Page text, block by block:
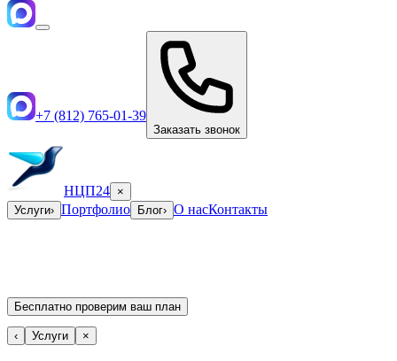
+7 (812) 765-01-39
Заказать звонок
НЦП24 ×
Услуги› Портфолио Блог› О насКонтакты
Бесплатно проверим ваш план
‹ Услуги ×